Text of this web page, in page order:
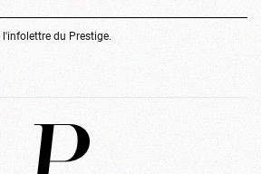
du Prestige.